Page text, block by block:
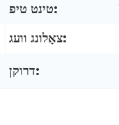
טינט טיפ:
צאָלונג וועג:
דרוקן: